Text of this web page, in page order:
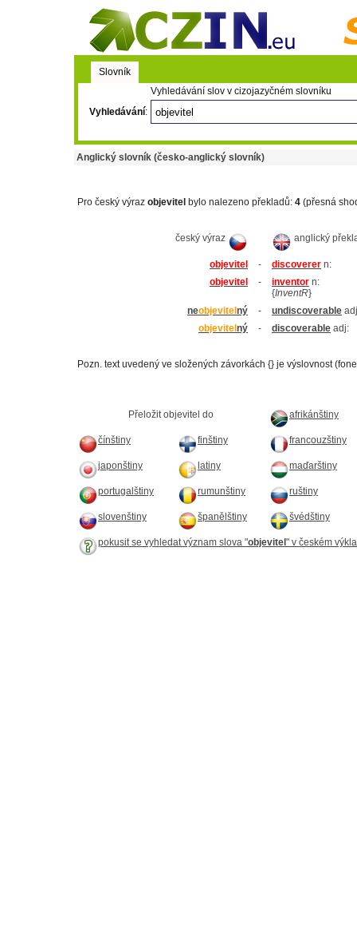
Slovník
Vyhledávání slov v cizojazyčném slovníku
Vyhledávání:
Anglický slovník (česko-anglický slovník)
Pro český výraz objevitel bylo nalezeno překladů: 4 (přesná
český výraz anglický
objevitel - discoverer n:
objevitel
- inventor n:
{InventR}
neobjevitel ný - undiscoverable
objevitel ný - discoverable adj:
Pozn. text uvedený ve složených závorkách {} je výslovnost
Přeložit objevitel do afrikánštiny
čínštiny finštiny francouzštiny
japonštiny latiny maďarštiny
portugalštiny rumunštiny ruštiny
slovenštiny španělštiny švédštiny
pokusit se vyhledat význam slova "objevitel " v českém